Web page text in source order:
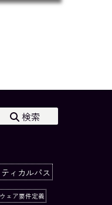
検索
ィカルパス
ェア要件定義